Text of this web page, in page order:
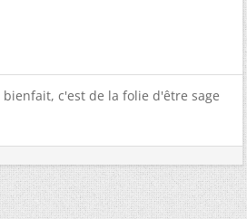
c'est de la folie d'être sage